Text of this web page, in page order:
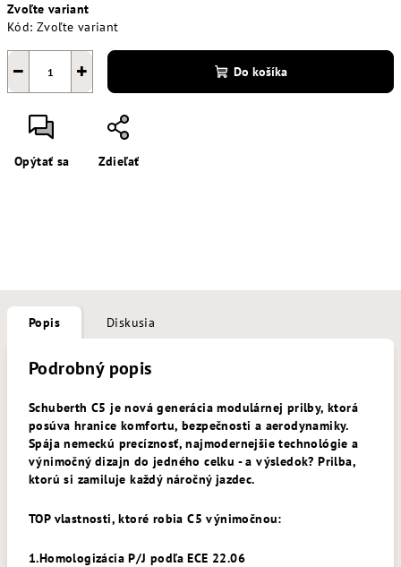
cena:
Zvoľte variant
Kód: Zvoľte variant
+
− Do košíka
Opýtať sa Zdieľať
Popis Diskusia
Podrobný popis
Schuberth C5 je nová generácia modulárnej prilby, ktorá
posúva hranice komfortu, bezpečnosti a aerodynamiky.
Spája nemeckú precíznosť, najmodernejšie technológie a
výnimočný dizajn do jedného celku - a výsledok? Prilba,
ktorú si zamiluje každý náročný jazdec.
TOP vlastnosti, ktoré robia C5 výnimočnou:
1.Homologizácia P/J podľa ECE 22.06